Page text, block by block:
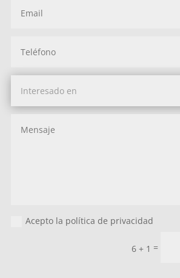
Acepto la política de privacidad
6 + 1 =